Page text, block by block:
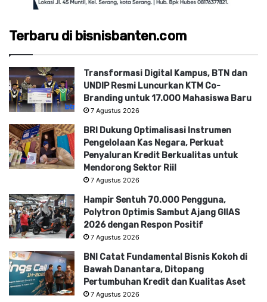
Terbaru di bisnisbanten.com
Transformasi Digital Kampus, BTN dan
UNDIP Resmi Luncurkan KTM Co-
Branding untuk 17.000 Mahasiswa Baru
7 Agustus 2026
BRI Dukung Optimalisasi Instrumen
Pengelolaan Kas Negara, Perkuat
Penyaluran Kredit Berkualitas untuk
Mendorong Sektor Riil
7 Agustus 2026
Hampir Sentuh 70.000 Pengguna,
Polytron Optimis Sambut Ajang GIIAS
2026 dengan Respon Positif
7 Agustus 2026
BNI Catat Fundamental Bisnis Kokoh di
Bawah Danantara, Ditopang
Pertumbuhan Kredit dan Kualitas Aset
7 Agustus 2026